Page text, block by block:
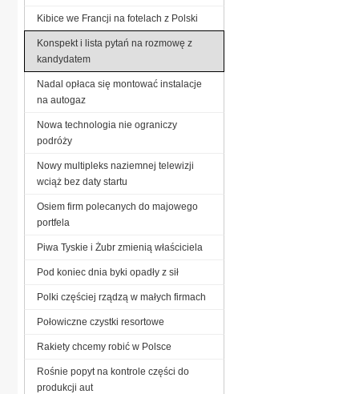
Kibice we Francji na fotelach z Polski
Konspekt i lista pytań na rozmowę z
kandydatem
Nadal opłaca się montować instalacje
na autogaz
Nowa technologia nie ograniczy
podróży
Nowy multipleks naziemnej telewizji
wciąż bez daty startu
Osiem firm polecanych do majowego
portfela
Piwa Tyskie i Żubr zmienią właściciela
Pod koniec dnia byki opadły z sił
Polki częściej rządzą w małych firmach
Połowiczne czystki resortowe
Rakiety chcemy robić w Polsce
Rośnie popyt na kontrole części do
produkcji aut